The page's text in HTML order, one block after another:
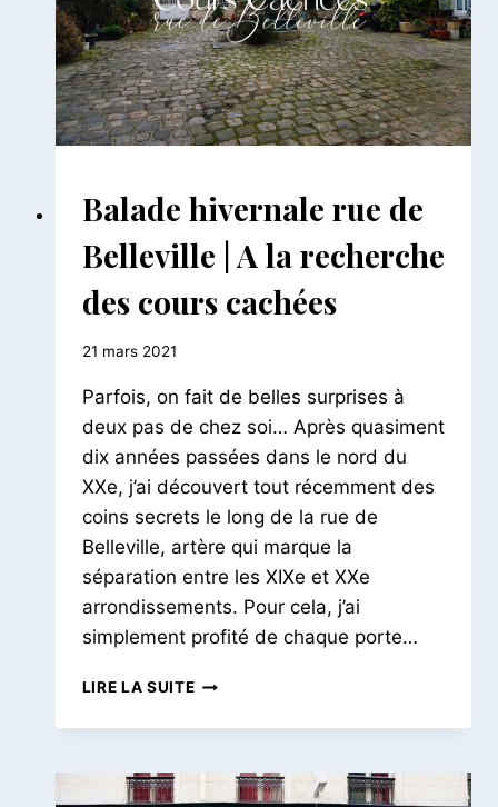
ART
NOUVEAU
BALADES
PARISIENNES
BALADES
Balade hivernale rue de
Belleville | A la recherche
des cours cachées
Par
Petit
Pois
21 mars 2021
Parfois, on fait de belles surprises à
deux pas de chez soi… Après quasiment
dix années passées dans le nord du
XXe, j’ai découvert tout récemment des
coins secrets le long de la rue de
Belleville, artère qui marque la
séparation entre les XIXe et XXe
arrondissements. Pour cela, j’ai
simplement profité de chaque porte…
LIRE LA SUITEBALADE
RUE
BELLEVILLE
|